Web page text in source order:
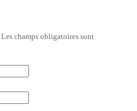
Les champs obligatoires sont